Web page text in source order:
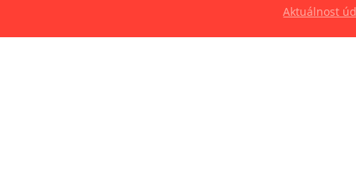
Aktuálnost